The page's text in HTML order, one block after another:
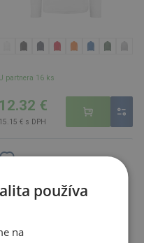
U partnera 16 ks
12.32 €
15.15 € s DPH
B&C | Inspire Polo /men, Pánske
piqué polo z bio bavlny, biela, S
používa
na